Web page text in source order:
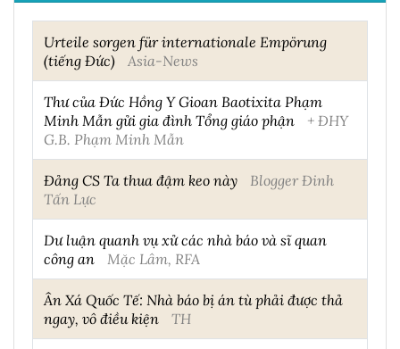
Urteile sorgen für internationale Empörung
(tiếng Đức)
Asia-News
Thư của Đức Hồng Y Gioan Baotixita Phạm
Minh Mẫn gửi gia đình Tổng giáo phận
+ ĐHY
G.B. Phạm Minh Mẫn
Đảng CS Ta thua đậm keo này
Blogger Đinh
Tấn Lực
Dư luận quanh vụ xử các nhà báo và sĩ quan
công an
Mặc Lâm, RFA
Ân Xá Quốc Tế: Nhà báo bị án tù phải được thả
ngay, vô điều kiện
TH